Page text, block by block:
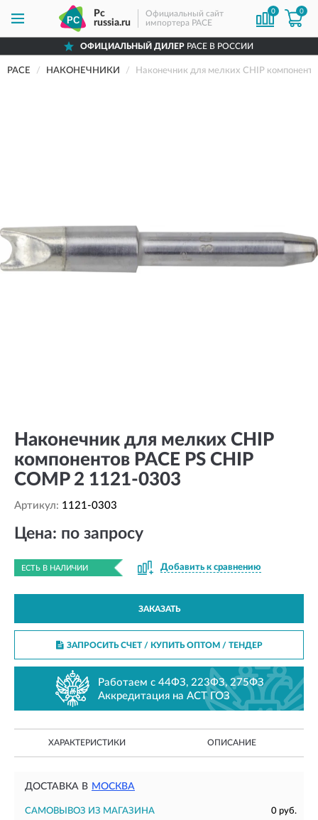
Pc
russia.ru
Официальный сайт
импортера PACE
0 0
ОФИЦИАЛЬНЫЙ ДИЛЕРPACE В РОССИИ
PACE НАКОНЕЧНИКИ Наконечник для мелких CHIP
Наконечник для мелких CHIP
компонентов PACE PS CHIP
COMP 2 1121-0303
Артикул: 1121-0303
Цена: по запросу
ЕСТЬ В НАЛИЧИИ Добавить к сравнению
ЗАКАЗАТЬ
ЗАПРОСИТЬ СЧЕТ / КУПИТЬ ОПТОМ/ ТЕНДЕР
Работаем с 44ФЗ, 223ФЗ, 275ФЗ
Аккредитация на АСТ ГОЗ
ХАРАКТЕРИСТИКИ ОПИСАНИЕ
ДОСТАВКА В МОСКВА
САМОВЫВОЗ ИЗ МАГАЗИНА
0 руб.